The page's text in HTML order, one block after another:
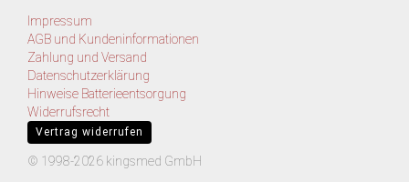
Impressum
AGB und Kundeninformationen
Zahlung und Versand
Datenschutzerklärung
Hinweise Batterieentsorgung
Widerrufsrecht
Vertrag widerrufen
© 1998-2026 kingsmed GmbH